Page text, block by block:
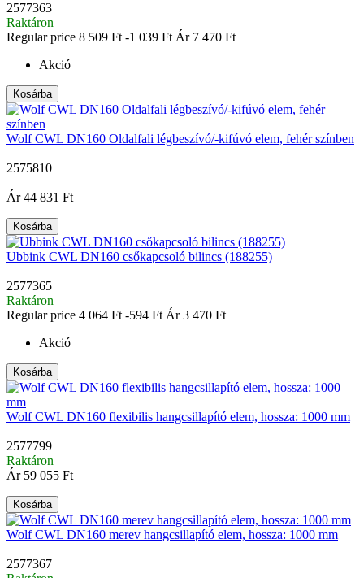
2577363
Raktáron
Regular price 8 509 Ft -1 039 Ft Ár 7 470 Ft
Akció
Kosárba
Wolf CWL DN160 Oldalfali légbeszívó/-kifúvó elem, fehér színben
2575810
Ár 44 831 Ft
Kosárba
Ubbink CWL DN160 csőkapcsoló bilincs (188255)
2577365
Raktáron
Regular price 4 064 Ft -594 Ft Ár 3 470 Ft
Akció
Kosárba
Wolf CWL DN160 flexibilis hangcsillapító elem, hossza: 1000 mm
2577799
Raktáron
Ár 59 055 Ft
Kosárba
Wolf CWL DN160 merev hangcsillapító elem, hossza: 1000 mm
2577367